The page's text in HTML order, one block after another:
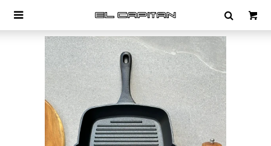
